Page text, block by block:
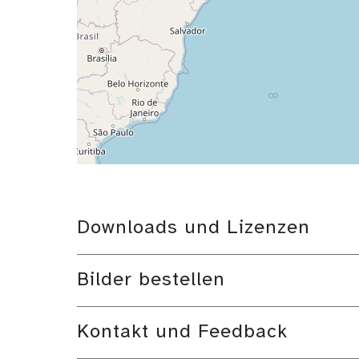
Downloads und Lizenzen
Bilder bestellen
Kontakt und Feedback